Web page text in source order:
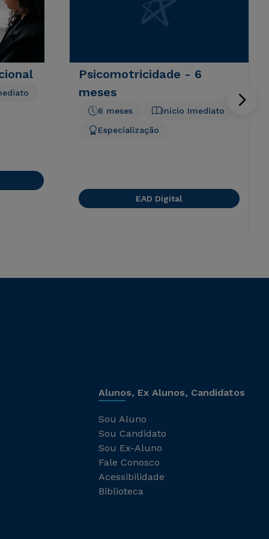
Psicomotricidade - 6
meses
Início Imediato
6 meses
Especialização
EAD Digital
Alunos, Ex Alunos, Candidatos
Sou Aluno
Sou Candidato
Sou Ex-Aluno
Fale Conosco
Acessibilidade
Biblioteca